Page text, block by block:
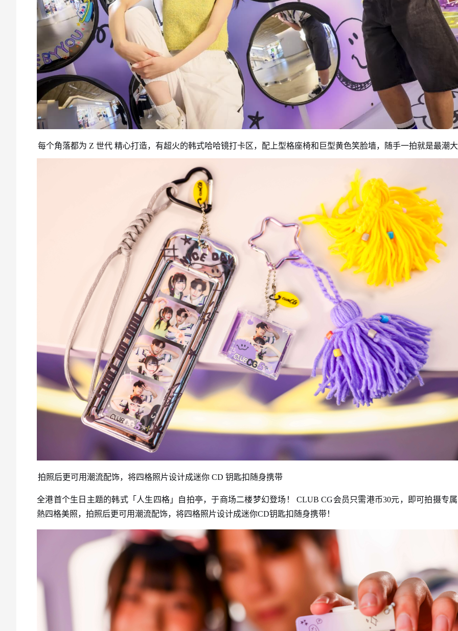
每个角落都为 Z 世代 精心打造，有超火的韩式哈哈镜打卡区，配上型格座椅和巨型黄色笑脸墙，随手一拍就是最潮
拍照后更可用潮流配饰，将四格照片设计成迷你 CD 钥匙扣随身携带
全港首个生日主题的韩式「人生四格」自拍亭，于商场二楼梦幻登场！ CLUB CG会员只需港币30元，即可拍摄专
熱四格美照，拍照后更可用潮流配饰，将四格照片设计成迷你CD钥匙扣随身携带！